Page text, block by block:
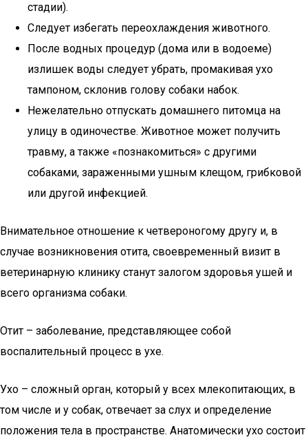
стадии).
Следует избегать переохлаждения животного.
После водных процедур (дома или в водоеме)
излишек воды следует убрать, промакивая ухо
тампоном, склонив голову собаки набок.
Нежелательно отпускать домашнего питомца на
улицу в одиночестве. Животное может получить
травму, а также «познакомиться» с другими
собаками, зараженными ушным клещом, грибковой
или другой инфекцией.
Внимательное отношение к четвероногому другу и, в
случае возникновения отита, своевременный визит в
ветеринарную клинику станут залогом здоровья ушей и
всего организма собаки.
Отит – заболевание, представляющее собой
воспалительный процесс в ухе.
Ухо – сложный орган, который у всех млекопитающих, в
том числе и у собак, отвечает за слух и определение
положения тела в пространстве. Анатомически ухо состоит